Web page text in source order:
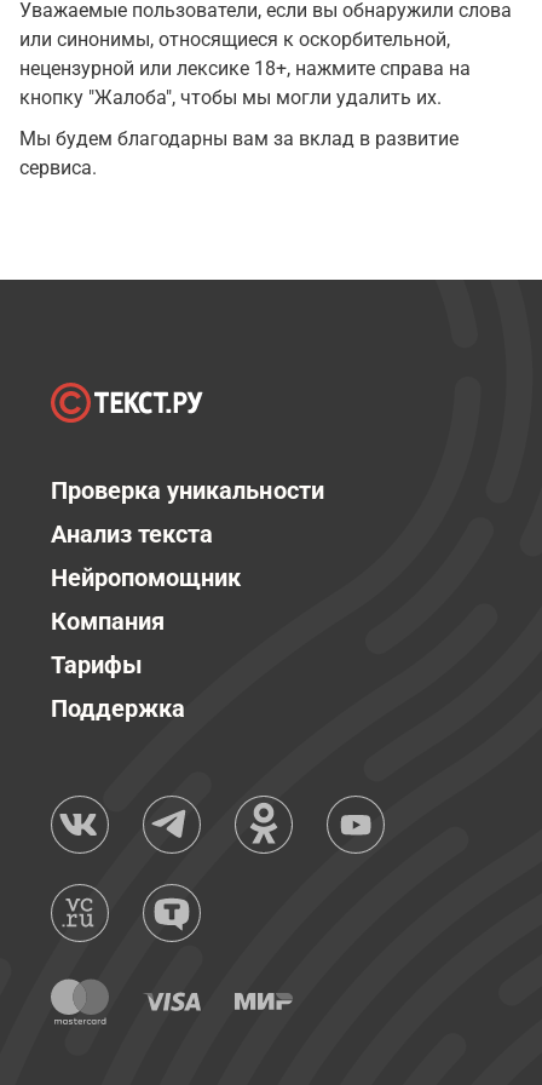
Уважаемые пользователи, если вы обнаружили слова
или синонимы, относящиеся к оскорбительной,
нецензурной или лексике 18+, нажмите справа на
кнопку "Жалоба", чтобы мы могли удалить их.
Мы будем благодарны вам за вклад в развитие
сервиса.
Проверка уникальности
Анализ текста
Нейропомощник
Компания
Тарифы
Поддержка